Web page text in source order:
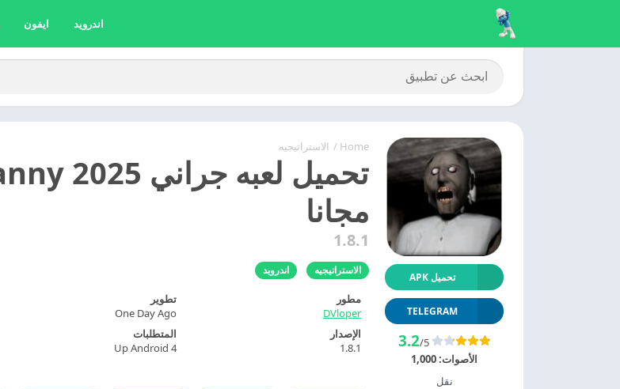
اندرويد ايفون
Home
/ الاستراتيجيه
مجانا
1.8.1
الاستراتيجيه اندرويد
تحميل APK
TELEGRAM
3.2/5
الأصوات:1,000
نقل
مطور
DVloper
تطوير
One Day Ago
الإصدار
1.8.1
المتطلبات
Up Android 4